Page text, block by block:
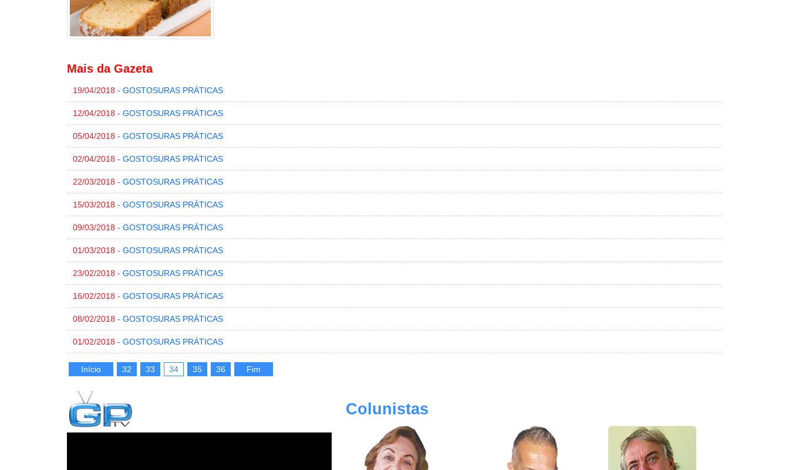
Mais da Gazeta
19/04/2018 - GOSTOSURAS PRÁTICAS
12/04/2018 - GOSTOSURAS PRÁTICAS
05/04/2018 - GOSTOSURAS PRÁTICAS
02/04/2018 - GOSTOSURAS PRÁTICAS
22/03/2018 - GOSTOSURAS PRÁTICAS
15/03/2018 - GOSTOSURAS PRÁTICAS
09/03/2018 - GOSTOSURAS PRÁTICAS
01/03/2018 - GOSTOSURAS PRÁTICAS
23/02/2018 - GOSTOSURAS PRÁTICAS
16/02/2018 - GOSTOSURAS PRÁTICAS
08/02/2018 - GOSTOSURAS PRÁTICAS
01/02/2018 - GOSTOSURAS PRÁTICAS
Início 32 33 34 35 36 Fim
Colunistas